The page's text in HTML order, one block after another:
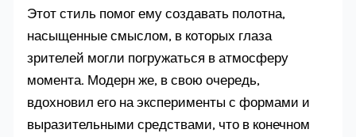
Этот стиль помог ему создавать полотна,
насыщенные смыслом, в которых глаза
зрителей могли погружаться в атмосферу
момента. Модерн же, в свою очередь,
вдохновил его на эксперименты с формами и
выразительными средствами, что в конечном